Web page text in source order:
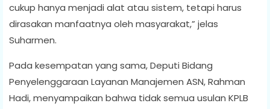
cukup hanya menjadi alat atau sistem, tetapi harus
dirasakan manfaatnya oleh masyarakat,” jelas
Suharmen.
Pada kesempatan yang sama, Deputi Bidang
Penyelenggaraan Layanan Manajemen ASN, Rahman
Hadi, menyampaikan bahwa tidak semua usulan KPLB